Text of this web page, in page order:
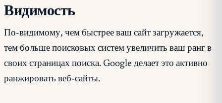
Видимость
По-видимому, чем быстрее ваш сайт загружается,
тем больше поисковых систем увеличить ваш ранг в
своих страницах поиска. Google делает это активно
ранжировать веб-сайты.